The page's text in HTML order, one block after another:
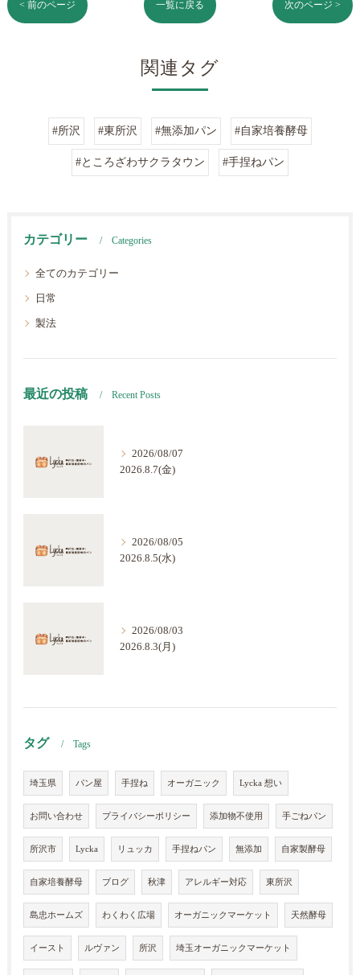
< 前のページ 一覧に戻る 次のページ >
関連タグ
#所沢 #東所沢 #無添加パン #自家培養酵母
#ところざわサクラタウン #手捏ねパン
カテゴリー Categories
全てのカテゴリー
日常
製法
最近の投稿 Recent Posts
2026/08/07
2026.8.7(金)
2026/08/05
2026.8.5(水)
2026/08/03
2026.8.3(月)
タグ Tags
埼玉県 パン屋 手捏ね オーガニック Lycka 想い
お問い合わせ プライバシーポリシー 添加物不使用 手ごねパン
所沢市 Lycka リュッカ 手捏ねパン 無添加 自家製酵母
自家培養酵母 ブログ 秋津 アレルギー対応 東所沢
島忠ホームズ わくわく広場 オーガニックマーケット 天然酵母
イースト ルヴァン 所沢 埼玉オーガニックマーケット